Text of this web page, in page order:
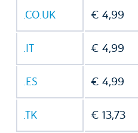
.CO.UK € 4,99
.IT € 4,99
.ES € 4,99
.TK € 13,73